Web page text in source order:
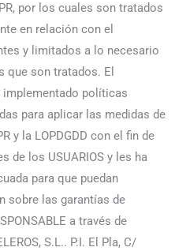
por los cuales son tratados
en relación con el
y limitados a lo necesario
que son tratados. El
implementado políticas
para aplicar las medidas de
y la LOPDGDD con el fin de
de los USUARIOS y les ha
para que puedan
sobre las garantías de
a través de
S.L.. P.I. El Pla, C/